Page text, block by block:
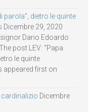
parola”, dietro le quinte
Dicembre 29, 2020
Dario Edoardo
post LEV: “Papa
le quinte
appeared first on
Dicembre